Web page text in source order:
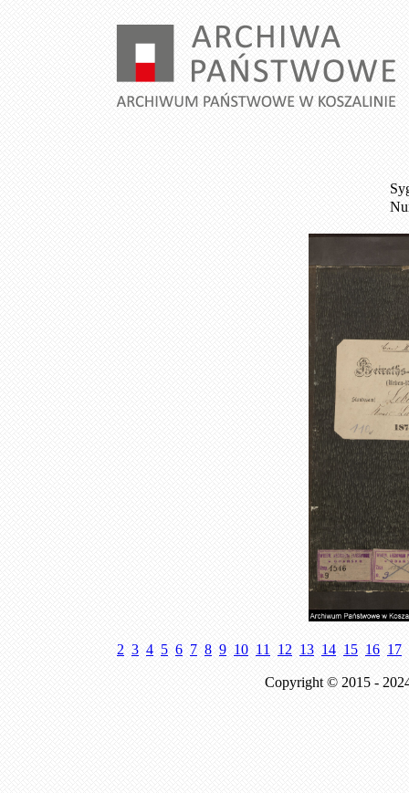
2 3 4 5 6 7 8 9 10 11 12 13 14 15 16 17
Copyright © 2015 -